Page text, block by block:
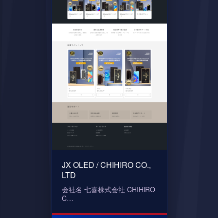
JX OLED / CHIHIRO CO.,
LTD
会社名 七喜株式会社 CHIHlRO
C…